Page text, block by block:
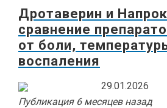
Дротаверин и
сравнение
от боли,
воспаления
29.01.2026
Публикация 6 месяцев назад